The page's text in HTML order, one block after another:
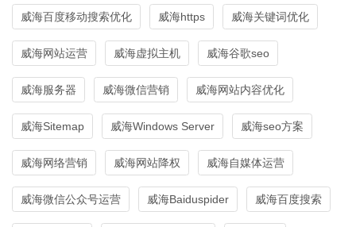
威海百度移动搜索优化 威海https 威海关键词优化
威海网站运营 威海虚拟主机 威海谷歌seo
威海服务器 威海微信营销 威海网站内容优化
威海Sitemap 威海Windows Server 威海seo方案
威海网络营销 威海网站降权 威海自媒体运营
威海微信公众号运营 威海Baiduspider 威海百度搜索